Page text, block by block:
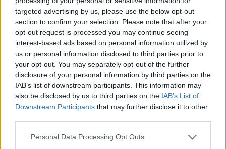
targeted advertising by us, please use the below opt-out
section to confirm your selection. Please note that after your
opt-out request is processed you may continue seeing
interest-based ads based on personal information utilized by
us or personal information disclosed to third parties prior to
your opt-out. You may separately opt-out of the further
disclosure of your personal information by third parties on the
IAB’s list of downstream participants. This information may
also be disclosed by us to third parties on the IAB’s List of
Downstream Participants that may further disclose it to other
Personal Data Processing Opt Outs
κομμάτι του Live A Legacy, θα έλεγα χωρίς
δεύτερη σκέψη τοInternship Program. Γιατί κάπου
εκεί η έμπνευση γίνεται πράξη με μία πρώτη
επαγγελματική θέση.
Μέσα από έμμισθες θέσεις πρακτικής άσκησης σε
εταιρείες του δικτύου συνεργατών της Mastercard,